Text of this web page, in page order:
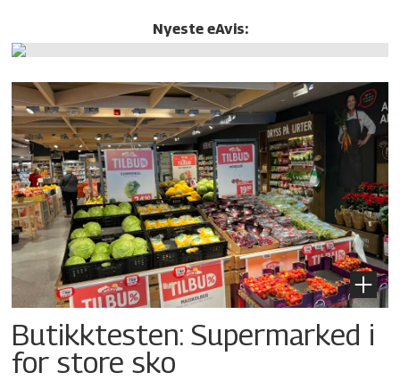
Nyeste eAvis:
Butikktesten: Supermarked i
for store sko